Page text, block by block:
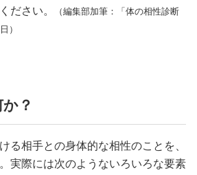
ださい。
（編集部加筆：「体の相性診断
）
？
る相手との身体的な相性のことを、
実際には次のようないろいろな要素